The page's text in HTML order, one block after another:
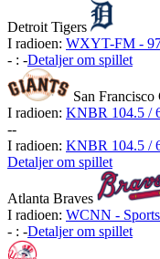
Detroit Tigers
I radioen: WXYT-FM -
- : -Detaljer om spillet
San Francisco
I radioen: KNBR 104.5 /
--
I radioen: KNBR 104.5 /
Detaljer om spillet
Atlanta Braves
I radioen: WCNN -
- : -Detaljer om spillet